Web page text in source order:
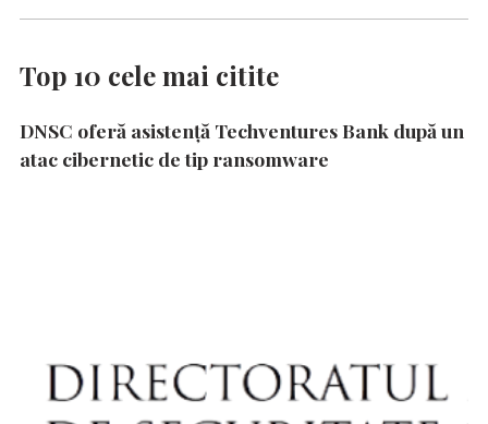
Top 10 cele mai citite
DNSC oferă asistență Techventures Bank după un
atac cibernetic de tip ransomware